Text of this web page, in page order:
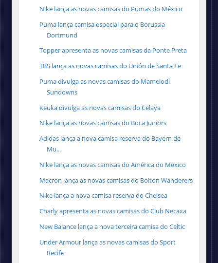
Nike lança as novas camisas do Pumas do México
Puma lança camisa especial para o Borussia
Dortmund
Topper apresenta as novas camisas da Ponte Preta
TBS lança as novas camisas do Unión de Santa Fe
Puma divulga as novas camisas do Mamelodi
Sundowns
Keuka divulga as novas camisas do Celaya
Nike lança as novas camisas do Boca Juniors
Adidas lança a nova camisa reserva do Bayern de
Mu...
Nike lança as novas camisas do América do México
Macron lança as novas camisas do Bolton Wanderers
Nike lança a nova camisa reserva do Chelsea
Charly apresenta as novas camisas do Club Necaxa
New Balance lança a nova terceira camisa do Celtic
Under Armour lança as novas camisas do Sport
Recife